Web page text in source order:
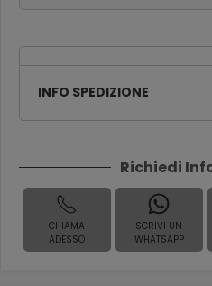
INFO SPEDIZIONE
Richiedi
CHIAMA
ADESSO
SCRIVI UN
WHATSAPP